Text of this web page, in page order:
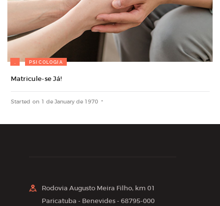
. PSICOLOGIA
Matricule-se Já!
Started on 1 de January de 1970
Rodovia Augusto Meira Filho, km 01
Paricatuba - Benevides - 68795-000